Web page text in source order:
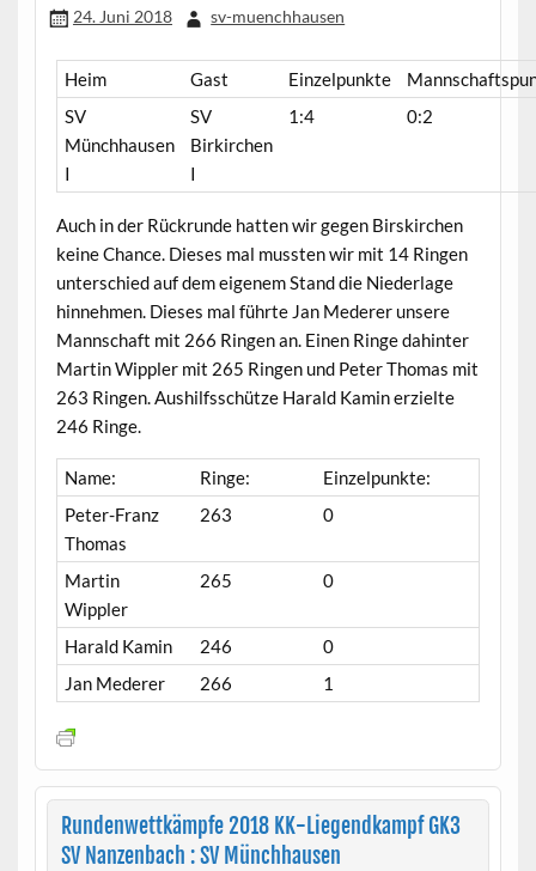
24. Juni 2018 sv-muenchhausen
Heim Gast Einzelpunkte
SV
Münchhausen
I
SV
Birkirchen
I
1:4 0:2
Auch in der Rückrunde hatten wir gegen Birskirchen
keine Chance. Dieses mal mussten wir mit 14 Ringen
unterschied auf dem eigenem Stand die Niederlage
hinnehmen. Dieses mal führte Jan Mederer unsere
Mannschaft mit 266 Ringen an. Einen Ringe dahinter
Martin Wippler mit 265 Ringen und Peter Thomas mit
263 Ringen. Aushilfsschütze Harald Kamin erzielte
246 Ringe.
Name: Ringe:
Einzelpunkte:
Peter-Franz
Thomas
263 0
Martin
Wippler
265 0
Harald Kamin 246
0
Jan Mederer
266 1
Rundenwettkämpfe 2018 KK-Liegendkampf GK3
SV Nanzenbach : SV Münchhausen